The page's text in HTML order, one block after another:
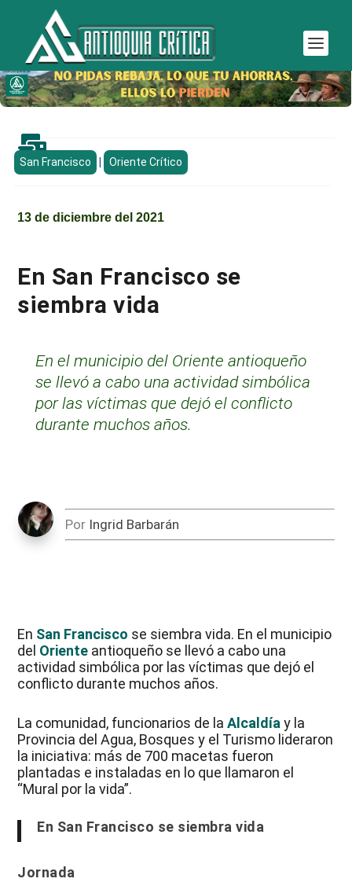

San Francisco Oriente Crítico
13 de diciembre del 2021
En San Francisco se
siembra vida
En el municipio del Oriente antioqueño
se llevó a cabo una actividad simbólica
por las víctimas que dejó el conflicto
durante muchos años.
Por Ingrid Barbarán
En San Francisco se siembra vida. En el municipio
del Oriente antioqueño se llevó a cabo una
actividad simbólica por las víctimas que dejó el
conflicto durante muchos años.
La comunidad, funcionarios de laAlcaldía y la
Provincia del Agua, Bosques y el Turismo lideraron
la iniciativa: más de 700 macetas fueron
plantadas e instaladas en lo que llamaron el
“Mural por la vida”.
En San Francisco se siembra vida
Jornada